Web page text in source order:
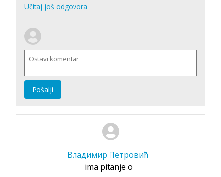
Učitaj još odgovora
Pošalji
Владимир Петровић
ima pitanje o